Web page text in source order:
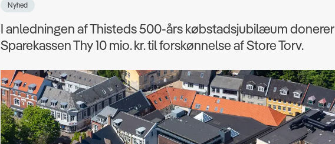
Nyhed
I anledningen af Thisteds 500-års købstadsjubilæum donerer
Sparekassen Thy 10 mio. kr. til forskønnelse af Store Torv.